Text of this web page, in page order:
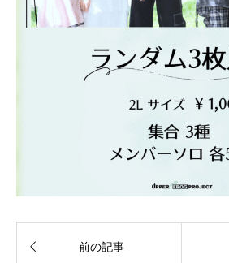
 前の記事